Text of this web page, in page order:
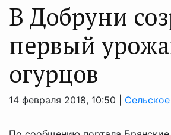
В Добруни
первый
огурцов
14 февраля 2018, 10:50 |